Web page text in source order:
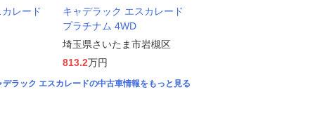
レード
キャデラック エスカレード
プラチナム 4WD
埼玉県さいたま市岩槻区
813.2万円
デラック エスカレードの中古車情報をもっと見る